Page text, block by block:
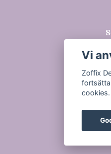
Vi
Zoffix
fortsätta
cookies.